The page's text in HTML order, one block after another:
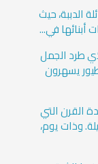
الدببة، حيث
أبنائها في...
طرد الجمل
يسهرون
القرن التي
وذات يوم،